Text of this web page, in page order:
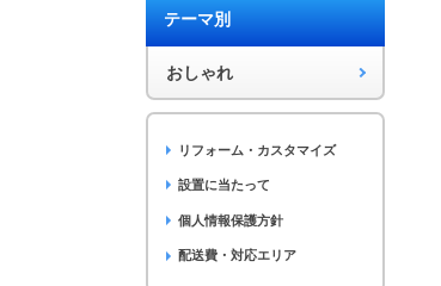
テーマ別
おしゃれ
リフォーム・カスタマイズ
設置に当たって
個人情報保護方針
配送費・対応エリア